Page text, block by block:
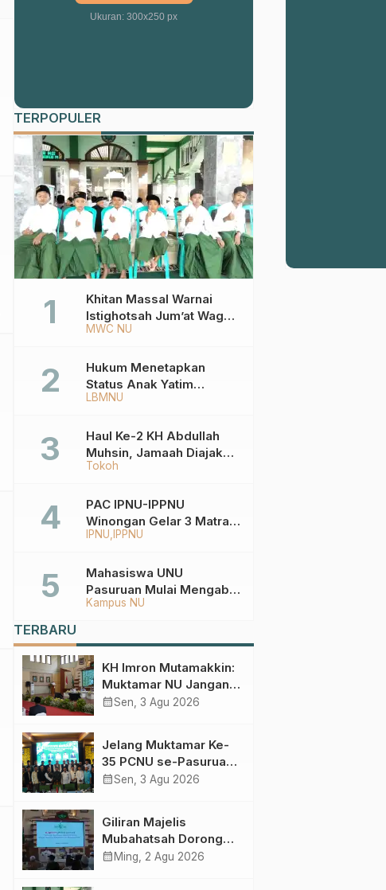
Ukuran: 300x250 px
TERPOPULER
MWC NU
Khitan Massal Warnai
Istighotsah Jum’at Wage
MWCNU Sukorejo
LBMNU
Hukum Menetapkan
Status Anak Yatim
Berdasarkan KK,
Ketentuannya?
Tokoh
Haul Ke-2 KH Abdullah
Muhsin, Jamaah Diajak
Meneladani
IPNU IPPNU
PAC IPNU-IPPNU
Winongan Gelar 3 Matra
di MA Ma’arif An-Nur
Kampus NU
Mahasiswa UNU
Pasuruan Mulai Mengabdi
di Wonokerto dan Oro-
TERBARU
KH Imron Mutamakkin:
Muktamar NU Jangan
Terjebak pada
calendar_monthSen, 3 Agu 2026
Jelang Muktamar Ke-
35 PCNU se-Pasuruan
Raya Rumuskan
Abad Kedua
calendar_monthSen, 3 Agu 2026
Giliran Majelis
Mubahatsah Dorong
Gagasan Pelembagaan
calendar_month Ming, 2 Agu 2026